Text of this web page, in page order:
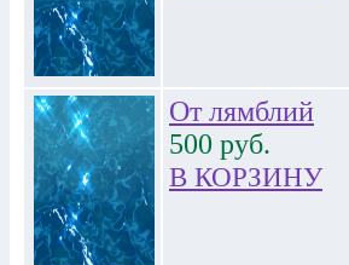
От лямблий
500 руб.
В КОРЗИНУ